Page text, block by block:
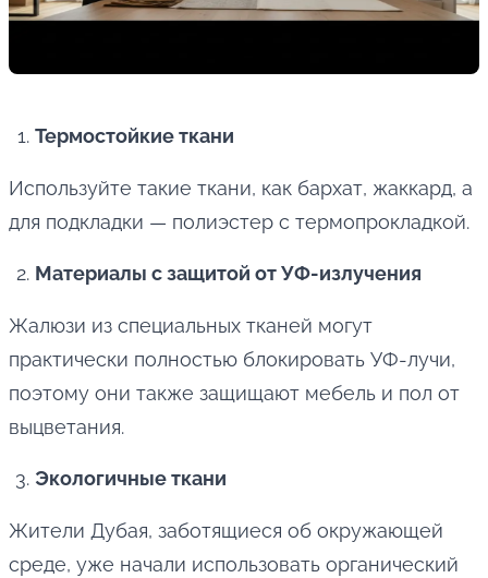
Термостойкие ткани
Используйте такие ткани, как бархат, жаккард, а
для подкладки — полиэстер с термопрокладкой.
Материалы с защитой от УФ-излучения
Жалюзи из специальных тканей могут
практически полностью блокировать УФ-лучи,
поэтому они также защищают мебель и пол от
выцветания.
Экологичные ткани
Жители Дубая, заботящиеся об окружающей
среде, уже начали использовать органический